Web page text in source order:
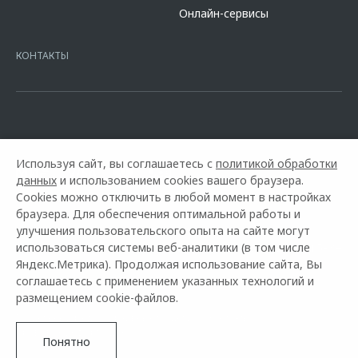
Кредит предоставляет АО Альфа-Банк. ИНН
16.01.2015. Предложение ограничено и не является публичной
Онлайн-сервисы
КОНТАКТЫ
Горячая линия OMODA: +7 (8112) 59-15-34
Используя сайт, вы соглашаетесь с политикой обработки
данных и использованием cookies вашего браузера.
Cookies можно отключить в любой момент в настройках
браузера. Для обеспечения оптимальной работы и
улучшения пользовательского опыта на сайте могут
использоваться системы веб-аналитики (в том числе
Яндекс.Метрика). Продолжая использование сайта, Вы
соглашаетесь с применением указанных технологий и
размещением cookie-файлов.
Понятно